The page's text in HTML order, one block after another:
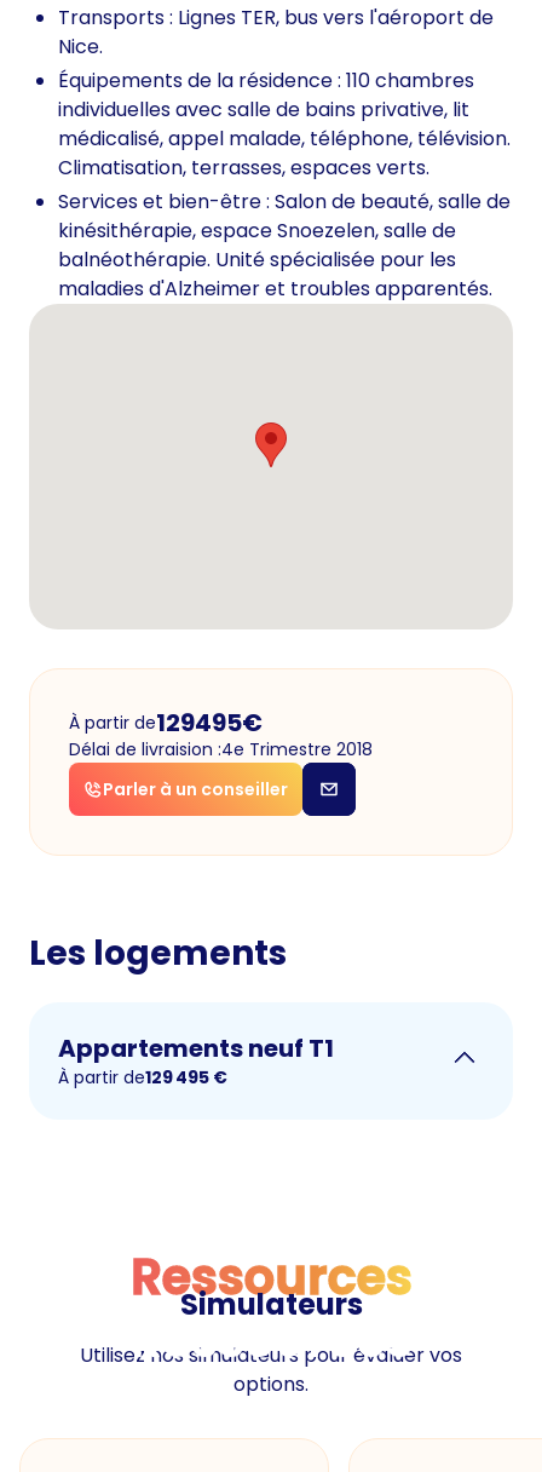
Transports : Lignes TER, bus vers l'aéroport de
Nice.
Équipements de la résidence : 110 chambres
individuelles avec salle de bains privative, lit
médicalisé, appel malade, téléphone, télévision.
Climatisation, terrasses, espaces verts.
Services et bien-être : Salon de beauté, salle de
kinésithérapie, espace Snoezelen, salle de
balnéothérapie. Unité spécialisée pour les
maladies d'Alzheimer et troubles apparentés.
À partir de129495€
Délai de livraision :4e Trimestre 2018
Parler à un conseiller
Les logements
Appartements neuf T1
À partir de129 495 €
Ressources
Ressources
Simulateurs
Utilisez nos simulateurs pour évaluer vos
options.